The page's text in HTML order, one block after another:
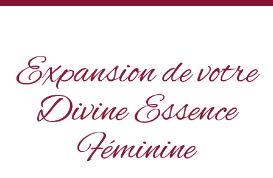
Expansion de votre
Divine Essence
Féminine